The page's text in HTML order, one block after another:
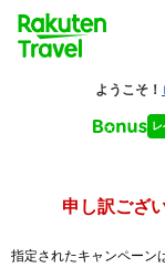
申し訳ござ
指定されたキャンペーン